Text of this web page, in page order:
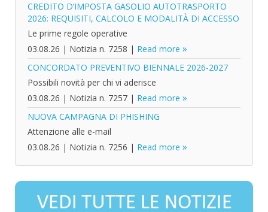
CREDITO D’IMPOSTA GASOLIO AUTOTRASPORTO
2026: REQUISITI, CALCOLO E MODALITÀ DI ACCESSO
Le prime regole operative
03.08.26 | Notizia n. 7258 | Read more
CONCORDATO PREVENTIVO BIENNALE 2026-2027
Possibili novità per chi vi aderisce
03.08.26 | Notizia n. 7257 | Read more
NUOVA CAMPAGNA DI PHISHING
Attenzione alle e-mail
03.08.26 | Notizia n. 7256 | Read more